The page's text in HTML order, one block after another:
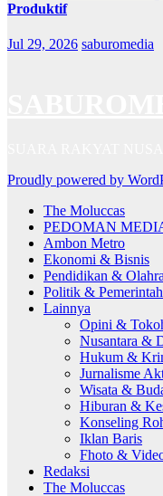
Produktif
Jul 29, 2026 saburomedia
Proudly powered by
The Moluccas
PEDOMAN
Ambon Metro
Ekonomi & Bisnis
Pendidikan &
Politik &
Lainnya
Opini &
Nusantara &
Hukum &
Jurnalisme
Wisata &
Hiburan &
Konseling
Iklan Baris
Fhoto &
Redaksi
The Moluccas